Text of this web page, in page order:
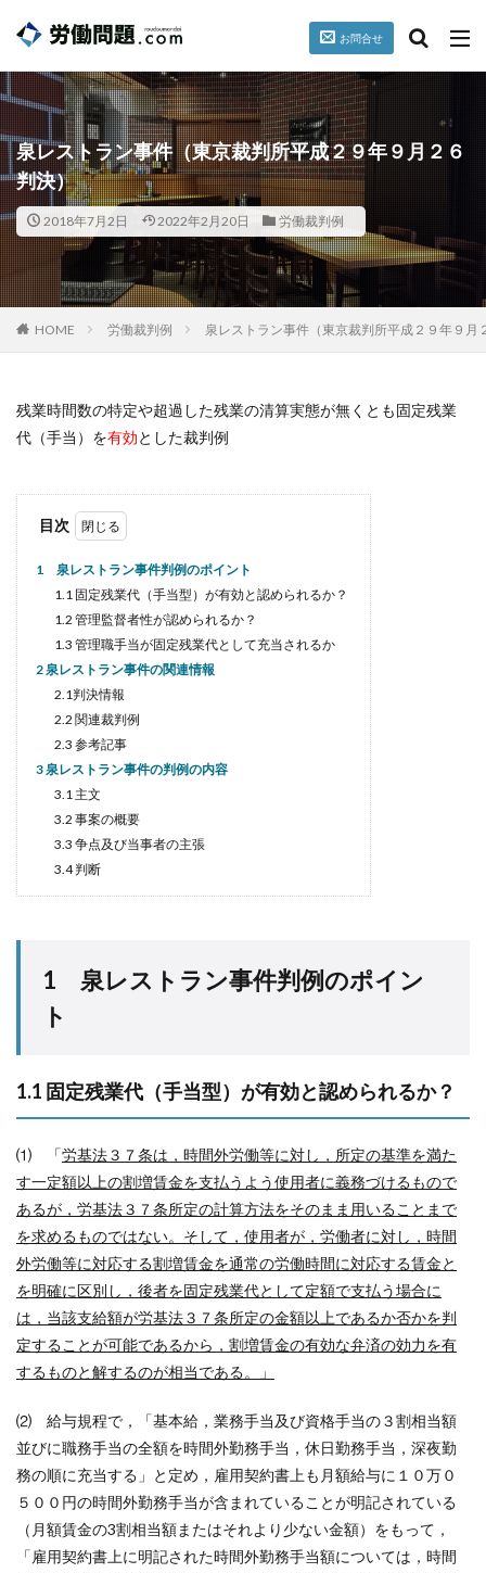
お問合せ
泉レストラン事件（東京裁判所平成２９年９月２６
判決）
2018年7月2日 2022年2月20日 労働裁判例
HOME 労働裁判例 泉レストラン事件（東京裁判所平成２９年９月
残業時間数の特定や超過した残業の清算実態が無くとも固定残業
代（手当）を有効とした裁判例
目次
1 泉レストラン事件判例のポイント
1.1 固定残業代（手当型）が有効と認められるか？
1.2 管理監督者性が認められるか？
1.3 管理職手当が固定残業代として充当されるか
2 泉レストラン事件の関連情報
2.1判決情報
2.2 関連裁判例
2.3 参考記事
3 泉レストラン事件の判例の内容
3.1 主文
3.2 事案の概要
3.3 争点及び当事者の主張
3.4 判断
1 泉レストラン事件判例のポイン
ト
1.1 固定残業代（手当型）が有効と認められるか？
⑴ 「労基法３７条は，時間外労働等に対し，所定の基準を満た
す一定額以上の割増賃金を支払うよう使用者に義務づけるもので
あるが，労基法３７条所定の計算方法をそのまま用いることまで
を求めるものではない。そして，使用者が，労働者に対し，時間
外労働等に対応する割増賃金を通常の労働時間に対応する賃金と
を明確に区別し，後者を固定残業代として定額で支払う場合に
は，当該支給額が労基法３７条所定の金額以上であるか否かを判
定することが可能であるから，割増賃金の有効な弁済の効力を有
するものと解するのが相当である。」
⑵ 給与規程で，「基本給，業務手当及び資格手当の３割相当額
並びに職務手当の全額を時間外勤務手当，休日勤務手当，深夜勤
務の順に充当する」と定め，雇用契約書上も月額給与に１０万０
５００円の時間外勤務手当が含まれていることが明記されている
（月額賃金の3割相当額またはそれより少ない金額）をもって，
「雇用契約書上に明記された時間外勤務手当額については，時間
台風 就業規則 パワハラ セクハラ 誓約書
カテゴリー
タグ
掲載情報 暴行、脅迫